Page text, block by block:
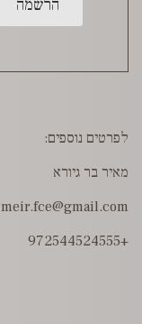
לפרטים נוספים:
מאיר בר גיורא
meir.fce@gmail.com
+972544524555